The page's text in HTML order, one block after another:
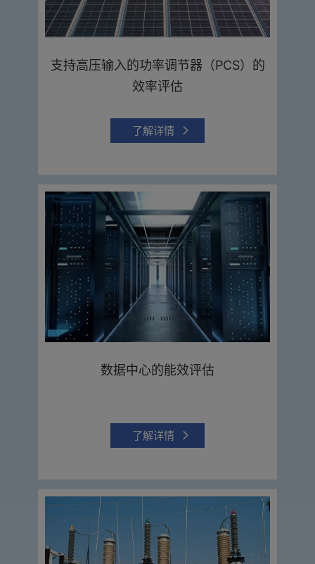
支持高压输入的功率调节器（PCS）的
效率评估
了解详情
数据中心的能效评估
了解详情